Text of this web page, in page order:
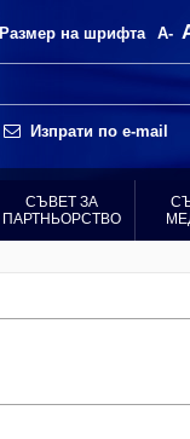
Размер на шрифта A-
Изпрати по e-mail
СЪВЕТ ЗА
ПАРТНЬОРСТВО